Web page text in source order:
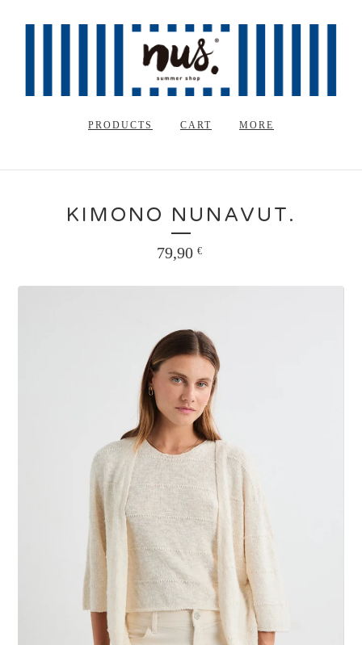
PRODUCTS CART MORE
KIMONO NUNAVUT.
79,90 €